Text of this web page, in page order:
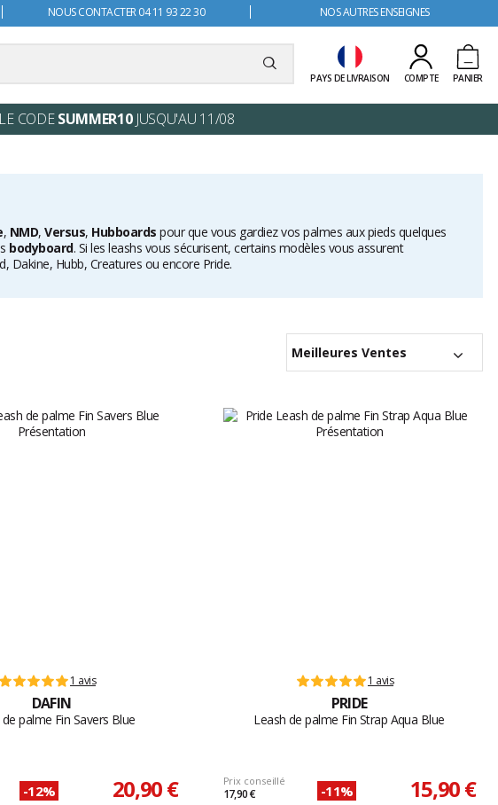
NOUS CONTACTER 04 11 93 22 30 NOS AUTRES ENSEIGNES
PAYS DE LIVRAISON COMPTE PANIER
CODESUMMER10JUSQU'AU 11/08
, NMD, Versus, Hubboards pour que vous gardiez vos palmes aux pieds quelques
bodyboard. Si les leashs vous sécurisent, certains modèles vous assurent
Dakine, Hubb, Creatures ou encore Pride.
Meilleures Ventes
1 avis
DAFIN
palme Fin Savers Blue
-12% 20,90 €
1 avis
PRIDE
Leash de palme Fin Strap Aqua Blue
Prix conseillé
17,90 € -11% 15,90 €